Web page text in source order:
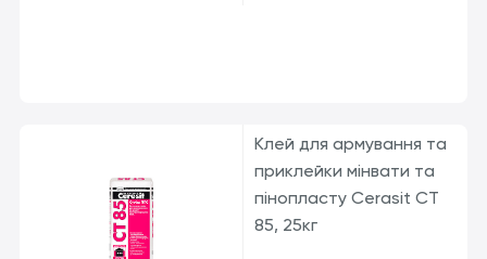
Клей для армування та
приклейки мінвати та
пінопласту Cerasit CТ
85, 25кг